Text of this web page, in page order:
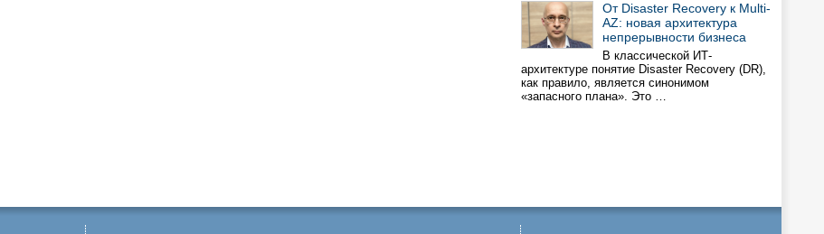
От Disaster Recovery к Multi-
AZ: новая архитектура
непрерывности бизнеса
В классической ИТ-
архитектуре понятие Disaster Recovery (DR),
как правило, является синонимом
«запасного плана». Это …